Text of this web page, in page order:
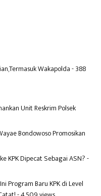
Wakapolda- 388
Unit Reskrim Polsek
Bondowoso Promosikan
KPK Dipecat Sebagai ASN?-
Program Baru KPK di Level